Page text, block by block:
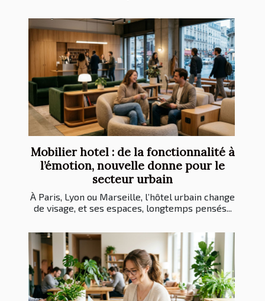
Mobilier hotel : de la fonctionnalité à
l’émotion, nouvelle donne pour le
secteur urbain
À Paris, Lyon ou Marseille, l’hôtel urbain change
de visage, et ses espaces, longtemps pensés...